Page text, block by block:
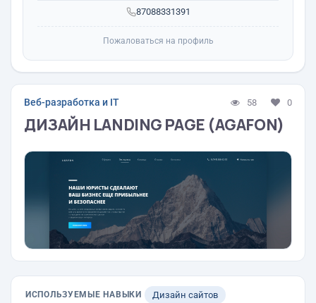
87088331391
Пожаловаться на профиль
Веб-разработка и IT 58 0
ДИЗАЙН LANDING PAGE (AGAFON)
ИСПОЛЬЗУЕМЫЕ НАВЫКИ Дизайн сайтов